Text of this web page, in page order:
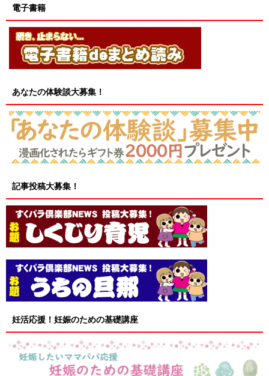
電子書籍
あなたの体験談大募集！
記事投稿大募集！
妊活応援！妊娠のための基礎講座